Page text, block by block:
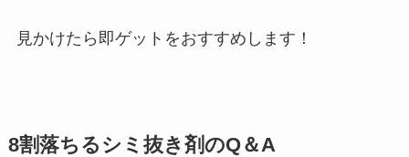
見かけたら即ゲットをおすすめします！
8割落ちるシミ抜き剤 のQ＆A